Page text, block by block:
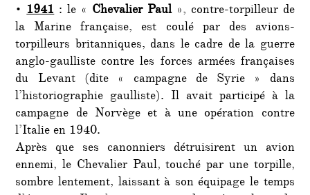
•1941 : le « Chevalier Paul», contre-torpilleur de
la Marine française, est coulé par des avions-
torpilleurs britanniques, dans le cadre de la guerre
anglo-gaulliste contre les forces armées françaises
du Levant (dite « campagne de Syrie » dans
l’historiographie gaulliste). Il avait participé à la
campagne de Norvège et à une opération contre
l’Italie en 1940.
Après que ses canonniers détruisirent un avion
ennemi, le Chevalier Paul, touché par une torpille,
sombre lentement, laissant à son équipage le temps